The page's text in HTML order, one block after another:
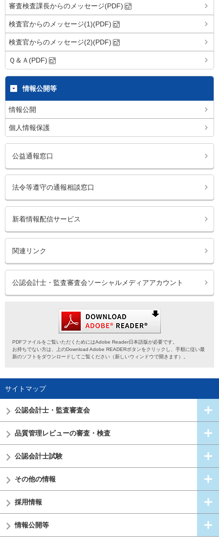
審査検査課長からのメッセージ(PDF)
検査官からのメッセージ(1)(PDF)
検査官からのメッセージ(2)(PDF)
Ｑ＆Ａ(PDF)
情報公開等
情報公開
個人情報保護
公益通報窓口
法令等遵守の通報相談窓口
新着情報配信サービス
関連リンク
公認会計士・監査審査会ソーシャルメディアアカウント
PDFファイルをご覧いただくためにはAdobe Reader日本語版が必要です。
お持ちでない方は、上のDownload Adobe READERボタンをクリックし、手順に従い最
新のソフトをダウンロードしてご覧ください（新しいウィンドウで開きます）。
サイトマップ
公認会計士・ 監査審査会
品質管理レビューの審査・検査
公認会計士試験
その他の情報
採用情報
情報公開等